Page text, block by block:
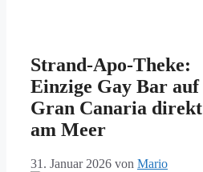
Strand-Apo-Theke:
Einzige Gay Bar auf
Gran Canaria direkt
am Meer
31. Januar 2026 von Mario